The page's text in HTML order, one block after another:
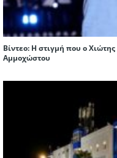
Βίντεο: Η στιγμή που ο
Αμμοχώστου